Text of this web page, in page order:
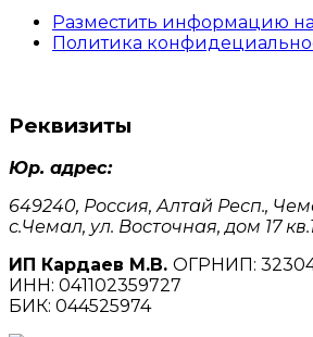
Разместить информацию
Политика
Реквизиты
Юр. адрес:
649240, Россия, Алтай Респ.,
с.Чемал, ул. Восточная, дом 17
ИП Кардаев М.В. ОГРНИП:
ИНН: 041102359727
БИК: 044525974